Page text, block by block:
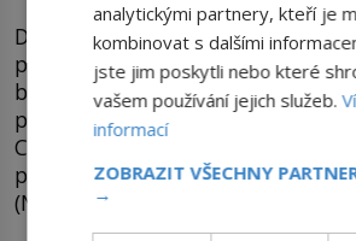
Doporučení vycházejí z vlastních
prevalenci a stavu antibiotické
bakteriálních komunitních infekcí
především nejnovější odborné
Cochrane, Micromedex) a jsou
podobnými doporučeními z
(Norsko, Švédsko a Velká Británie).
analytickými partnery, kteří je
kombinovat s dalšími
jste jim poskytli nebo které
vašem používání jejich služeb.
informací
ZOBRAZIT VŠECHNY
→